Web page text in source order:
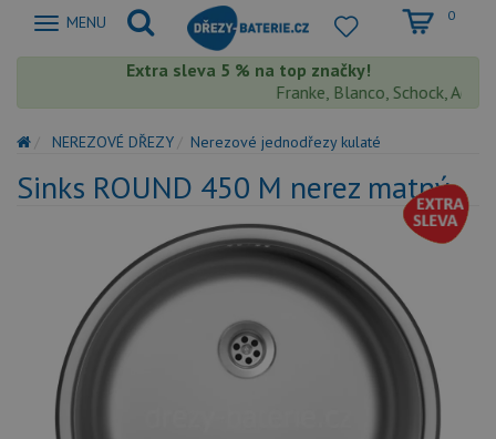
Zobrazit
MENU 0
Extra sleva 5 % na top značky!
Franke, Blanco, Schock,
NEREZOVÉ DŘEZY Nerezové jednodřezy kulaté
Sinks ROUND 450 M nerez matný